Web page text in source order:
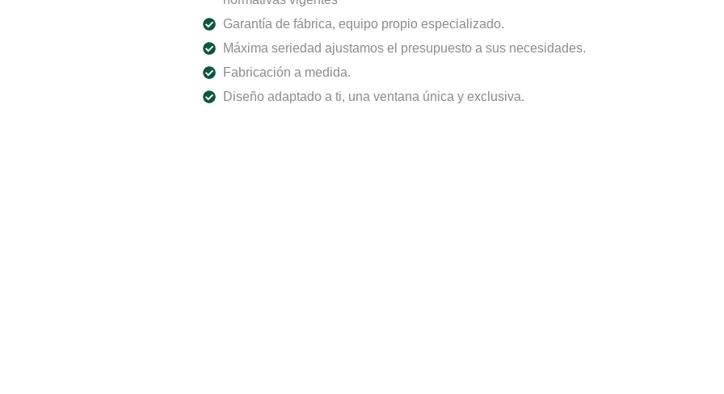
Garantía de fábrica, equipo propio especializado.
Máxima seriedad ajustamos el presupuesto a sus necesidades.
Fabricación a medida.
Diseño adaptado a ti, una ventana única y exclusiva.